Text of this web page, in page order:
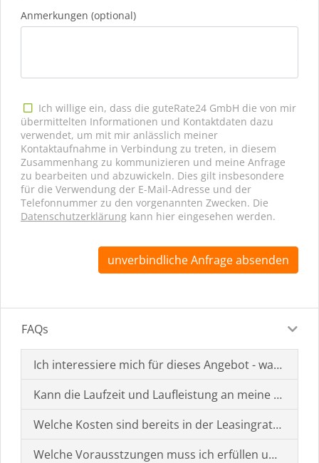
Anmerkungen (optional)
Ich willige ein, dass die guteRate24 GmbH die von mir
übermittelten Informationen und Kontaktdaten dazu
verwendet, um mit mir anlässlich meiner
Kontaktaufnahme in Verbindung zu treten, in diesem
Zusammenhang zu kommunizieren und meine Anfrage
zu bearbeiten und abzuwickeln. Dies gilt insbesondere
für die Verwendung der E-Mail-Adresse und der
Telefonnummer zu den vorgenannten Zwecken. Die
Datenschutzerklärung kann hier eingesehen werden.
unverbindliche Anfrage absenden
FAQs
Ich interessiere mich für dieses Angebot - was muss
Kann die Laufzeit und Laufleistung an meine
Welche Kosten sind bereits in der Leasingrate
Welche Vorausstzungen muss ich erfüllen um einen